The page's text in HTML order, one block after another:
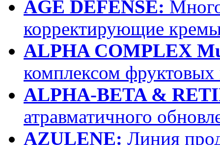
AGE DEFENSE:
корректирующие
ALPHA COMPLEX
комплексом фруктовых
ALPHA-BETA &
атравматичного
AZULENE: Линия